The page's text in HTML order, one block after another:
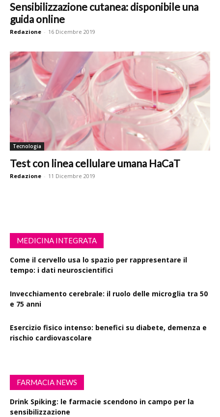
Sensibilizzazione cutanea: disponibile una
guida online
Redazione - 16 Dicembre 2019
Tecnologia
Test con linea cellulare umana HaCaT
Redazione - 11 Dicembre 2019
MEDICINA INTEGRATA
Come il cervello usa lo spazio per rappresentare il
tempo: i dati neuroscientifici
Invecchiamento cerebrale: il ruolo delle microglia tra 50
e 75 anni
Esercizio fisico intenso: benefici su diabete, demenza e
rischio cardiovascolare
FARMACIA NEWS
Drink Spiking: le farmacie scendono in campo per la
sensibilizzazione